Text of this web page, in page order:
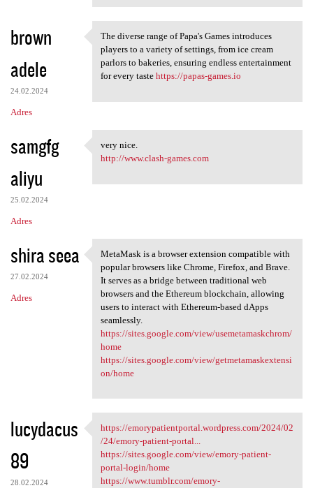
brown
adele
24.02.2024
Adres
The diverse range of Papa's
The diverse range of Papa's Games introduces
players to a variety of settings, from ice cream
parlors to bakeries, ensuring endless entertainment
for every taste https://papas-games.io
samgfg
aliyu
25.02.2024
Adres
very nice.
very nice.
http://www.clash-games.com
shira seea
27.02.2024
Adres
MetaMask is a browser
MetaMask is a browser extension compatible with
popular browsers like Chrome, Firefox, and Brave.
It serves as a bridge between traditional web
browsers and the Ethereum blockchain, allowing
users to interact with Ethereum-based dApps
seamlessly.
https://sites.google.com/view/usemetamaskchrom/
home
https://sites.google.com/view/getmetamaskextensi
on/home
lucydacus
89
28.02.2024
https://emorypatientportal
https://emorypatientportal.wordpress.com/2024/02
/24/emory-patient-portal...
https://sites.google.com/view/emory-patient-
portal-login/home
https://www.tumblr.com/emory-